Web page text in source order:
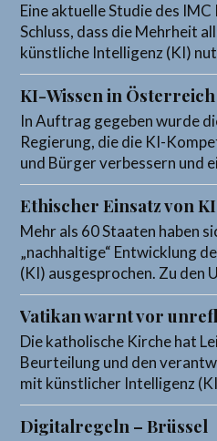
Eine aktuelle Studie des
Schluss, dass die Mehrheit
künstliche Intelligenz (KI)
KI-Wissen in
In Auftrag gegeben wurde
Regierung, die die KI-
und Bürger verbessern und
Ethischer Einsatz von KI
Mehr als 60 Staaten haben
„nachhaltige“ Entwicklung
(KI) ausgesprochen. Zu den
Vatikan warnt vor
Die katholische Kirche hat
Beurteilung und den
mit künstlicher Intelligenz
Digitalregeln – Brüssel